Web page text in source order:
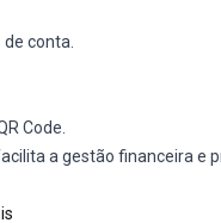
conta.
Code.
a gestão financeira e